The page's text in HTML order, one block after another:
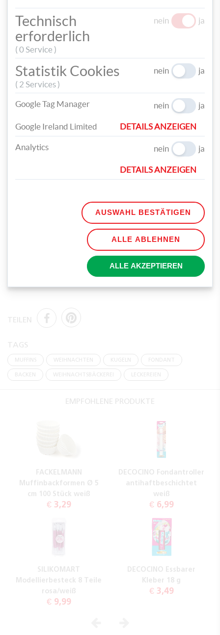
rollen Sie einen bunten Fondant aus und stechen einen Kreis in
der Größe des Muffins aus. Machen Sie in der Mitte des Kreises
ein Loch und legen Sie den fertigen Fondant auf die Muffins.
bestreuen Sie den sichtbaren Fondant mit etwas Zucker.
Weihnachtsüberraschung.
PAGRO Tipp: Auch Arbeitskollegen und Freunde
freuen sich bestimmt über diese tolle süße
Überraschung in der Weihnachtszeit.
TEILEN
TAGS
MUFFINS WEIHNACHTEN KUGELN FONDANT
BACKEN WEIHNACHTSBÄCKEREI LECKEREIEN
EMPFOHLENE PRODUKTE
FACKELMANN
Muffinbackformen Ø 5
cm 100 Stück weiß
€ 3,29
DECOCINO Fondantroller
antihaftbeschichtet
weiß
€ 6,99
SILIKOMART
Modellierbesteck 8 Teile
rosa/weiß
€ 9,99
DECOCINO Essbarer
Kleber 18 g
€ 3,49
Technisch
erforderlich
( 0 Service )
nein ja
Statistik Cookies
( 2 Services )
nein ja
Google Tag Manager nein ja
Google Ireland Limited DETAILS ANZEIGEN
Analytics nein ja
DETAILS ANZEIGEN
AUSWAHL BESTÄTIGEN
ALLE ABLEHNEN
ALLE AKZEPTIEREN